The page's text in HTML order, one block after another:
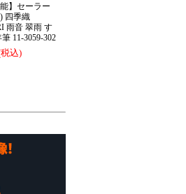
能】セーラー
四季織
雨音 翠雨 す
11-3059-302
込)